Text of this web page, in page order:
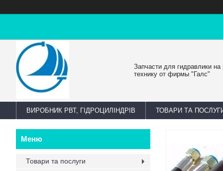
Запчасти для гидравлики
технику от фирмы "Галс"
ВИРОБНИК РВТ, ГІДРОЦИЛІНДРІВ ТОВАРИ ТА
Товари та послуги